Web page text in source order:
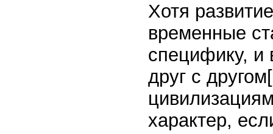
Хотя
временные
специфику, и
друг с
характер,